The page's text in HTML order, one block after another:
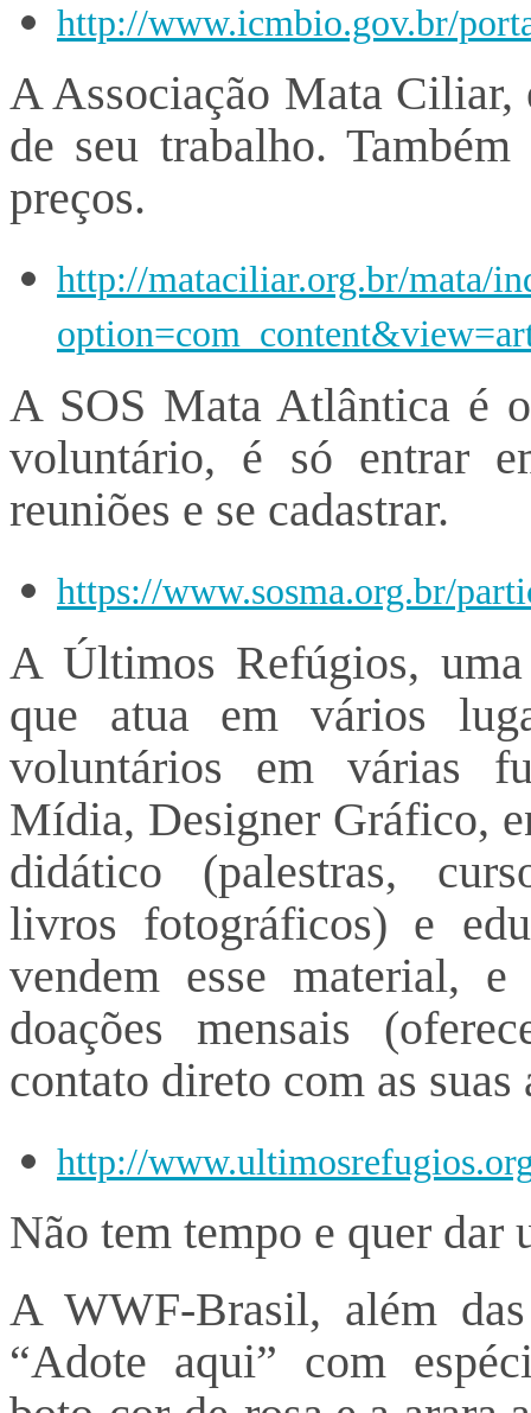
http://www.icmbio.gov.br/
A Associação Mata Ciliar,
de seu trabalho.
preços.
http://mataciliar.org.br/mata/
A SOS Mata Atlântica é
voluntário, é só entrar
reuniões e se cadastrar.
https://www.sosma.org.br/
A Últimos Refúgios,
que atua em vários
voluntários em várias
Mídia, Designer Gráfico,
didático (palestras,
livros fotográficos) e
vendem esse material,
doações mensais
contato direto com as
http://
Não tem tempo e quer
A WWF-Brasil, além
“Adote aqui” com